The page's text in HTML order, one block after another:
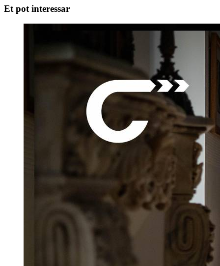
Et pot interessar